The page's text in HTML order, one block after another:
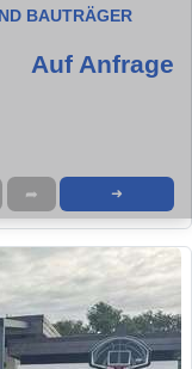
BAUTRÄGER
Auf Anfrage
➦ ➜